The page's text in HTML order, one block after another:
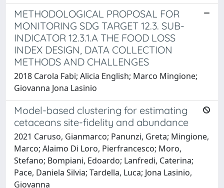
METHODOLOGICAL PROPOSAL FOR
MONITORING SDG TARGET 12.3. SUB-
INDICATOR 12.3.1.A THE FOOD LOSS
INDEX DESIGN, DATA COLLECTION
METHODS AND CHALLENGES
2018 Carola Fabi; Alicia English; Marco Mingione;
Giovanna Jona Lasinio
Model-based clustering for estimating
cetaceans site-fidelity and abundance
2021 Caruso, Gianmarco; Panunzi, Greta; Mingione,
Marco; Alaimo Di Loro, Pierfrancesco; Moro,
Stefano; Bompiani, Edoardo; Lanfredi, Caterina;
Pace, Daniela Silvia; Tardella, Luca; Jona Lasinio,
Giovanna